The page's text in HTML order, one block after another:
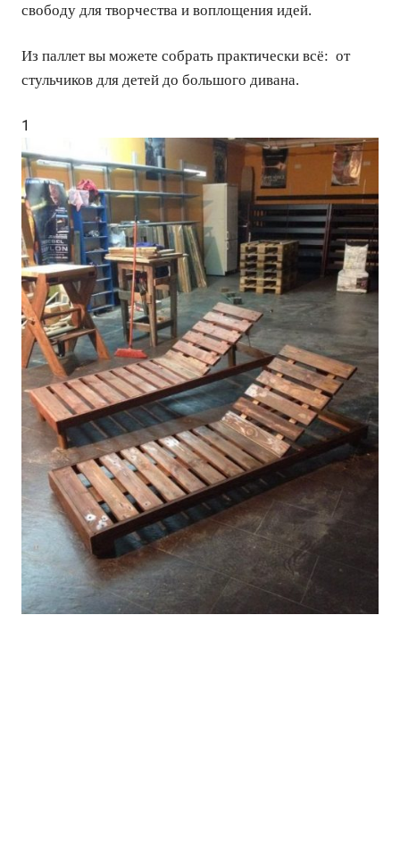
свободу для творчества и воплощения идей.
Из паллет вы можете собрать практически всё: от
стульчиков для детей до большого дивана.
1